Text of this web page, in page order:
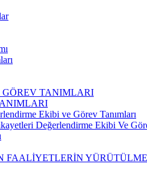
TANIMLARI
Ekibi ve Görev Tanımları
Değerlendirme Ekibi Ve
FAALİYETLERİN